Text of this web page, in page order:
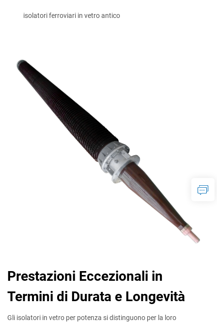
isolatori ferroviari in vetro antico
Prestazioni Eccezionali in
Termini di Durata e Longevità
Gli isolatori in vetro per potenza si distinguono per la loro